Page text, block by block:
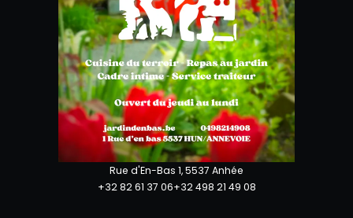
Rue d'En-Bas 1, 5537 Anhée
+32 82 61 37 06+32 498 21 49 08